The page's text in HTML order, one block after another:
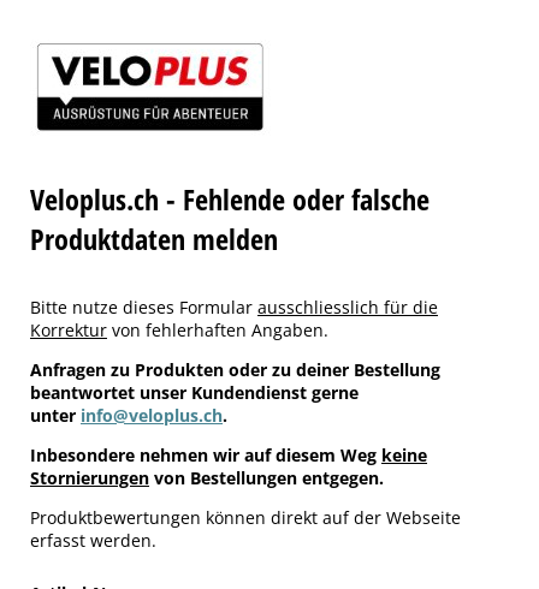
Veloplus.ch - Fehlende oder falsche
Produktdaten melden
Bitte nutze dieses Formular ausschliesslich für die
Korrektur von fehlerhaften Angaben.
Anfragen zu Produkten oder zu deiner Bestellung
beantwortet unser Kundendienst gerne
unter info@veloplus.ch.
Inbesondere nehmen wir auf diesem Weg keine
Stornierungen von Bestellungen entgegen.
Produktbewertungen können direkt auf der Webseite
erfasst werden.